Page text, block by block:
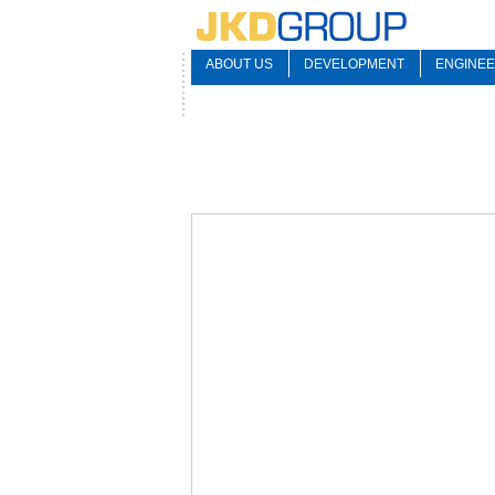
ABOUT US DEVELOPMENT